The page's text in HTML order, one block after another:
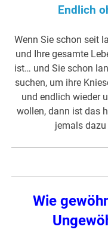
Endlich
Wenn Sie schon seit
und Ihre gesamte
ist… und Sie schon
suchen, um ihre
und endlich wieder
wollen, dann ist das
jemals
Wie